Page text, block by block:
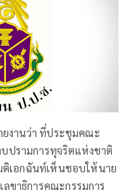
ยงานว่า ที่ประชุมคณะ
ปรามการทุจริตแห่งชาติ
ติเอกฉันท์เห็นชอบให้นาย
ขาธิการคณะกรรมการ